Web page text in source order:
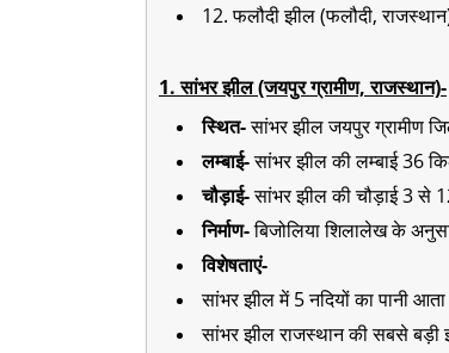
12. फलौदी झील (फलौदी,
1. सांभर झील (जयपुर ग्रामीण, राजस्थान)-
स्थित-सांभर झील जयपुर ग्रामीण
लम्बाई-सांभर झील की लम्बाई 36
चौड़ाई-सांभर झील की चौड़ाई 3 से
निर्माण-बिजोलिया शिलालेख के
विशेषताएं-
सांभर झील में 5 नदियों का पानी
सांभर झील राजस्थान की सबसे बड़ी